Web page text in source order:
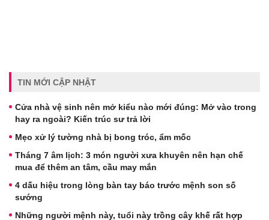
TIN MỚI CẬP NHẬT
Cửa nhà vệ sinh nên mở kiểu nào mới đúng: Mở vào trong
hay ra ngoài? Kiến trúc sư trả lời
Mẹo xử lý tường nhà bị bong tróc, ẩm mốc
Tháng 7 âm lịch: 3 món người xưa khuyên nên hạn chế
mua để thêm an tâm, cầu may mắn
4 dấu hiệu trong lòng bàn tay báo trước mệnh son số
sướng
Những người mệnh này, tuổi này trồng cây khế rất hợp